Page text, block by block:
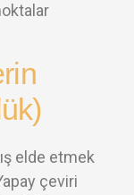
elde etmek
çeviri